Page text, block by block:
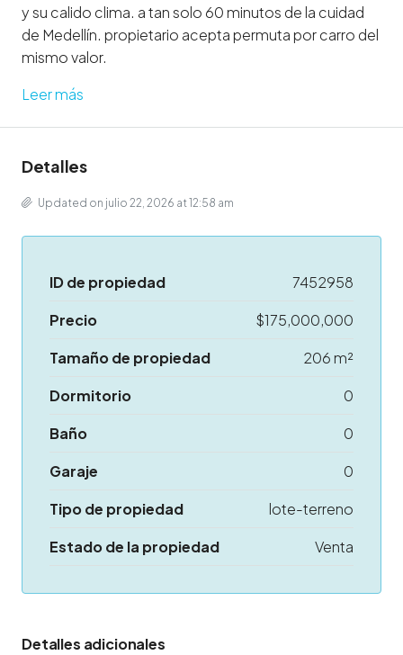
y su calido clima. a tan solo 60 minutos de la cuidad
de Medellín. propietario acepta permuta por carro del
mismo valor.
Leer más
Detalles
Updated on julio 22, 2026 at 12:58 am
ID de propiedad
7452958
Precio
$175,000,000
Tamaño de propiedad
206 m²
Dormitorio
0
Baño
0
Garaje
0
Tipo de propiedad
lote-terreno
Estado de la propiedad
Venta
Detalles adicionales